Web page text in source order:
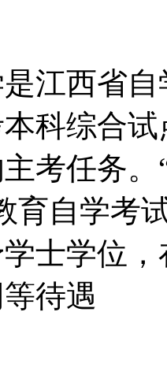
江西省
科综合
考任务
育自学考
士学位
待遇